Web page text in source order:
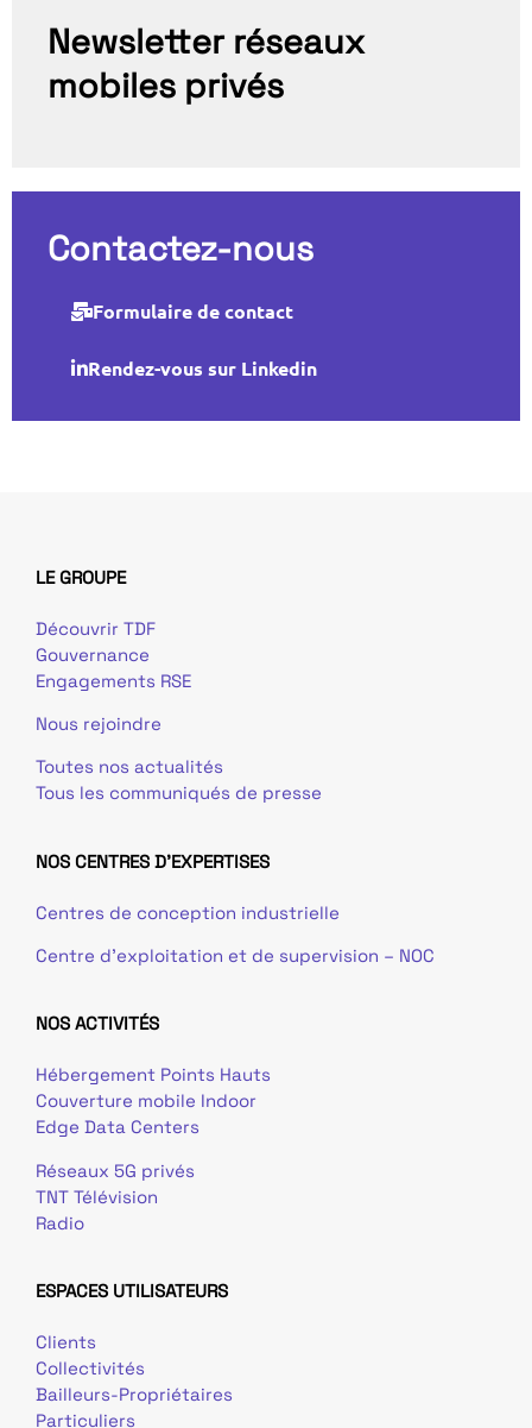
Newsletter réseaux
mobiles privés
Contactez-nous
Formulaire de contact
Rendez-vous sur Linkedin
LE GROUPE
Découvrir TDF
Gouvernance
Engagements RSE
Nous rejoindre
Toutes nos actualités
Tous les communiqués de presse
NOS CENTRES D'EXPERTISES
Centres de conception industrielle
Centre d’exploitation et de supervision – NOC
NOS ACTIVITÉS
Hébergement Points Hauts
Couverture mobile Indoor
Edge Data Centers
Réseaux 5G privés
TNT Télévision
Radio
ESPACES UTILISATEURS
Clients
Collectivités
Bailleurs-Propriétaires
Particuliers